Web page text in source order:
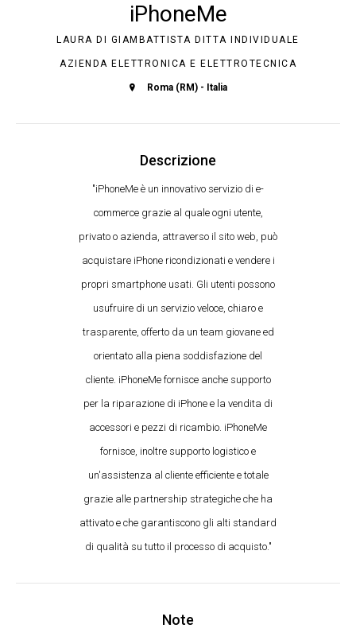
iPhoneMe
LAURA DI GIAMBATTISTA DITTA INDIVIDUALE
AZIENDA ELETTRONICA E ELETTROTECNICA
Roma (RM) - Italia
Descrizione
"iPhoneMe è un innovativo servizio di e-
commerce grazie al quale ogni utente,
privato o azienda, attraverso il sito web, può
acquistare iPhone ricondizionati e vendere i
propri smartphone usati. Gli utenti possono
usufruire di un servizio veloce, chiaro e
trasparente, offerto da un team giovane ed
orientato alla piena soddisfazione del
cliente. iPhoneMe fornisce anche supporto
per la riparazione di iPhone e la vendita di
accessori e pezzi di ricambio. iPhoneMe
fornisce, inoltre supporto logistico e
un'assistenza al cliente efficiente e totale
grazie alle partnership strategiche che ha
attivato e che garantiscono gli alti standard
di qualità su tutto il processo di acquisto."
Note